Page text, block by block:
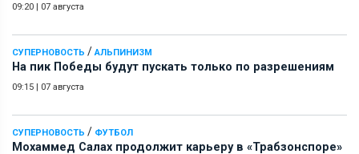
09:20 | 07 августа
СУПЕРНОВОСТЬ / АЛЬПИНИЗМ
На пик Победы будут пускать только по разрешениям
09:15 | 07 августа
СУПЕРНОВОСТЬ / ФУТБОЛ
Мохаммед Салах продолжит карьеру в «Трабзонспоре»